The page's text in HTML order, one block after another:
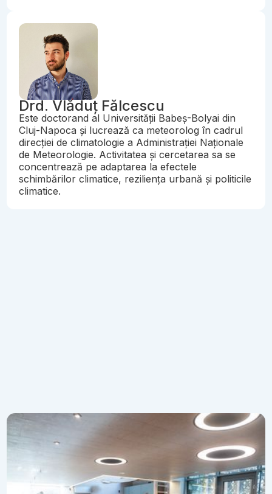
Drd. Vlăduț Fălcescu
Este doctorand al Universității Babeș-Bolyai din
Cluj-Napoca și lucrează ca meteorolog în cadrul
direcției de climatologie a Administrației Naționale
de Meteorologie. Activitatea și cercetarea sa se
concentrează pe adaptarea la efectele
schimbărilor climatice, reziliența urbană și politicile
climatice.